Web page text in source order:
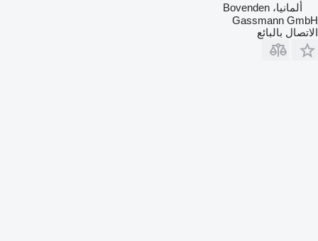
ألمانيا، Bovenden
Gassmann GmbH
الاتصال بالبائع